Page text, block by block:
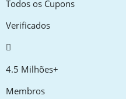
Todos os Cupons
Verificados
4.5 Milhões+
Membros